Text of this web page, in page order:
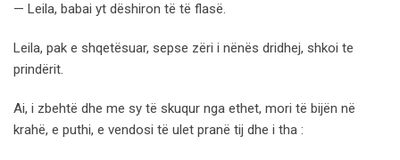
— Leila, babai yt dëshiron të të flasë.
Leila, pak e shqetësuar, sepse zëri i nënës dridhej, shkoi te
prindërit.
Ai, i zbehtë dhe me sy të skuqur nga ethet, mori të bijën në
krahë, e puthi, e vendosi të ulet pranë tij dhe i tha :